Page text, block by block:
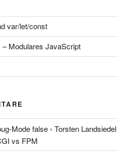
var/let/const
Modulares JavaScript
Mode false › Torsten Landsiedel
vs FPM